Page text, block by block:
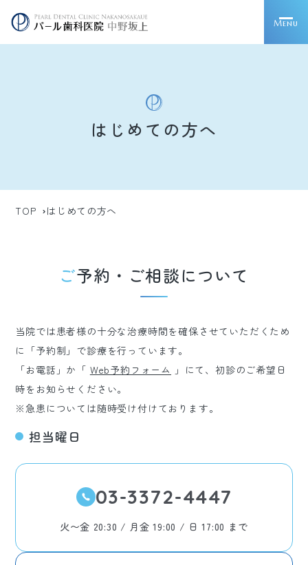
Menu
はじめての方へ
TOP はじめての方へ
ご予約・ご相談について
当院では患者様の十分な治療時間を確保させていただくため
に「予約制」で診療を行っています。
「お電話」か「 Web予約フォーム 」にて、初診のご希望日
時をお知らせください。
※急患については随時受け付けております。
担当曜日
03-3372-4447
火〜金 20:30 / 月金 19:00 / 日 17:00 まで